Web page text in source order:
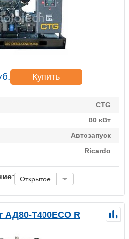
Купить
CTG
80 кВт
Автозапуск
Ricardo
Открытое
АД80-T400ECO R